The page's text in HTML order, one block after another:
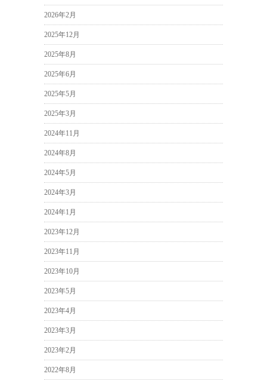
2026年2月
2025年12月
2025年8月
2025年6月
2025年5月
2025年3月
2024年11月
2024年8月
2024年5月
2024年3月
2024年1月
2023年12月
2023年11月
2023年10月
2023年5月
2023年4月
2023年3月
2023年2月
2022年8月